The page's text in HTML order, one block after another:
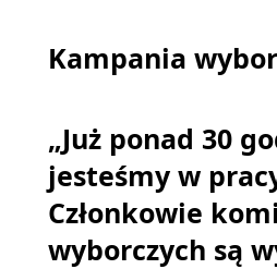
Kampania
„Już ponad 30
jesteśmy w
Członkowie
wyborczych są